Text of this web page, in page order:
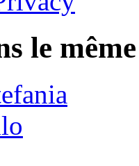
le